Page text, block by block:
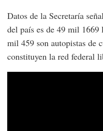
Datos de la Secretaría
del país es de 49 mil
mil 459 son autopistas de
constituyen la red federal